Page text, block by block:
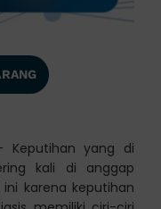
Keputihan yang di
kali di anggap
karena keputihan